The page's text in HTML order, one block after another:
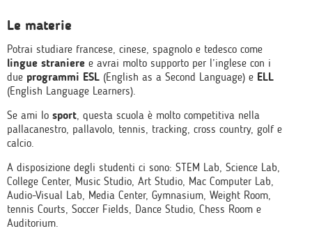
Le materie
Potrai studiare francese, cinese, spagnolo e tedesco come
lingue straniere e avrai molto supporto per l’inglese con i
due programmi ESL (English as a Second Language) e ELL
(English Language Learners).
Se ami lo sport, questa scuola è molto competitiva nella
pallacanestro, pallavolo, tennis, tracking, cross country, golf e
calcio.
A disposizione degli studenti ci sono: STEM Lab, Science Lab,
College Center, Music Studio, Art Studio, Mac Computer Lab,
Audio-Visual Lab, Media Center, Gymnasium, Weight Room,
tennis Courts, Soccer Fields, Dance Studio, Chess Room e
Auditorium.